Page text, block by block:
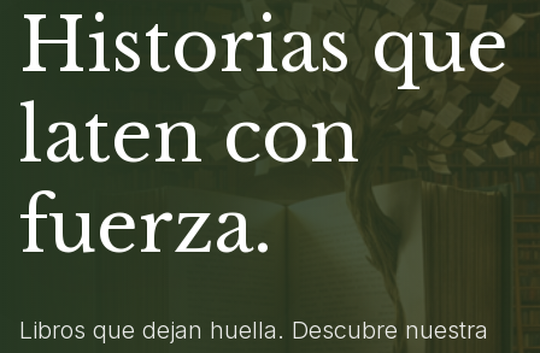
Historias que
laten con
fuerza.
Libros que dejan huella. Descubre nuestra